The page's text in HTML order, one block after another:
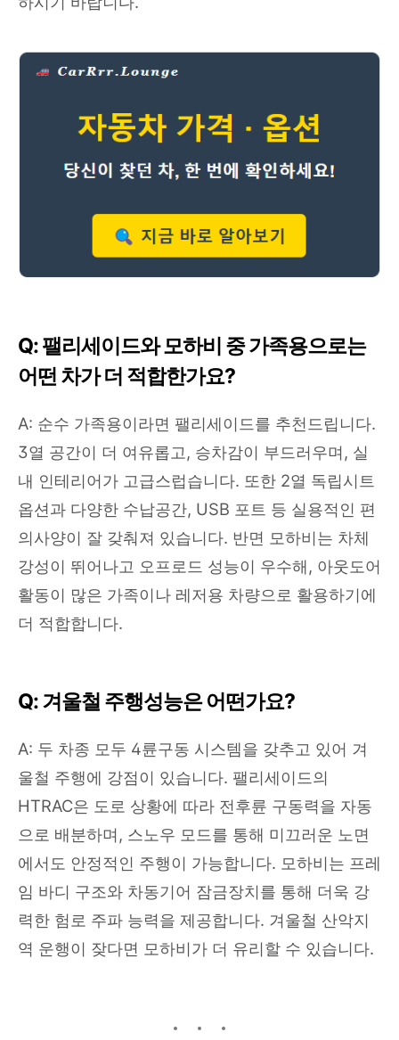
Q: 팰리세이드와 모하비 중 가족용으로는
어떤 차가 더 적합한가요?
A: 순수 가족용이라면 팰리세이드를 추천드립니다.
3열 공간이 더 여유롭고, 승차감이 부드러우며, 실
내 인테리어가 고급스럽습니다. 또한 2열 독립시트
옵션과 다양한 수납공간, USB 포트 등 실용적인 편
의사양이 잘 갖춰져 있습니다. 반면 모하비는 차체
강성이 뛰어나고 오프로드 성능이 우수해, 아웃도어
활동이 많은 가족이나 레저용 차량으로 활용하기에
더 적합합니다.
Q: 겨울철 주행성능은 어떤가요?
A: 두 차종 모두 4륜구동 시스템을 갖추고 있어 겨
울철 주행에 강점이 있습니다. 팰리세이드의
HTRAC은 도로 상황에 따라 전후륜 구동력을 자동
으로 배분하며, 스노우 모드를 통해 미끄러운 노면
에서도 안정적인 주행이 가능합니다. 모하비는 프레
임 바디 구조와 차동기어 잠금장치를 통해 더욱 강
력한 험로 주파 능력을 제공합니다. 겨울철 산악지
역 운행이 잦다면 모하비가 더 유리할 수 있습니다.